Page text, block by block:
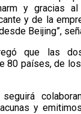
y gracias
y de la
Beijing”,
que las
80 países, de
seguirá
y